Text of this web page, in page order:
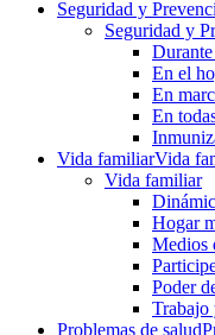
Seguridad y
Seguridad y
En el
En
En
Vida familiarVida
Vida familiar
Hogar
Medios
Poder
Trabajo
Problemas de salud